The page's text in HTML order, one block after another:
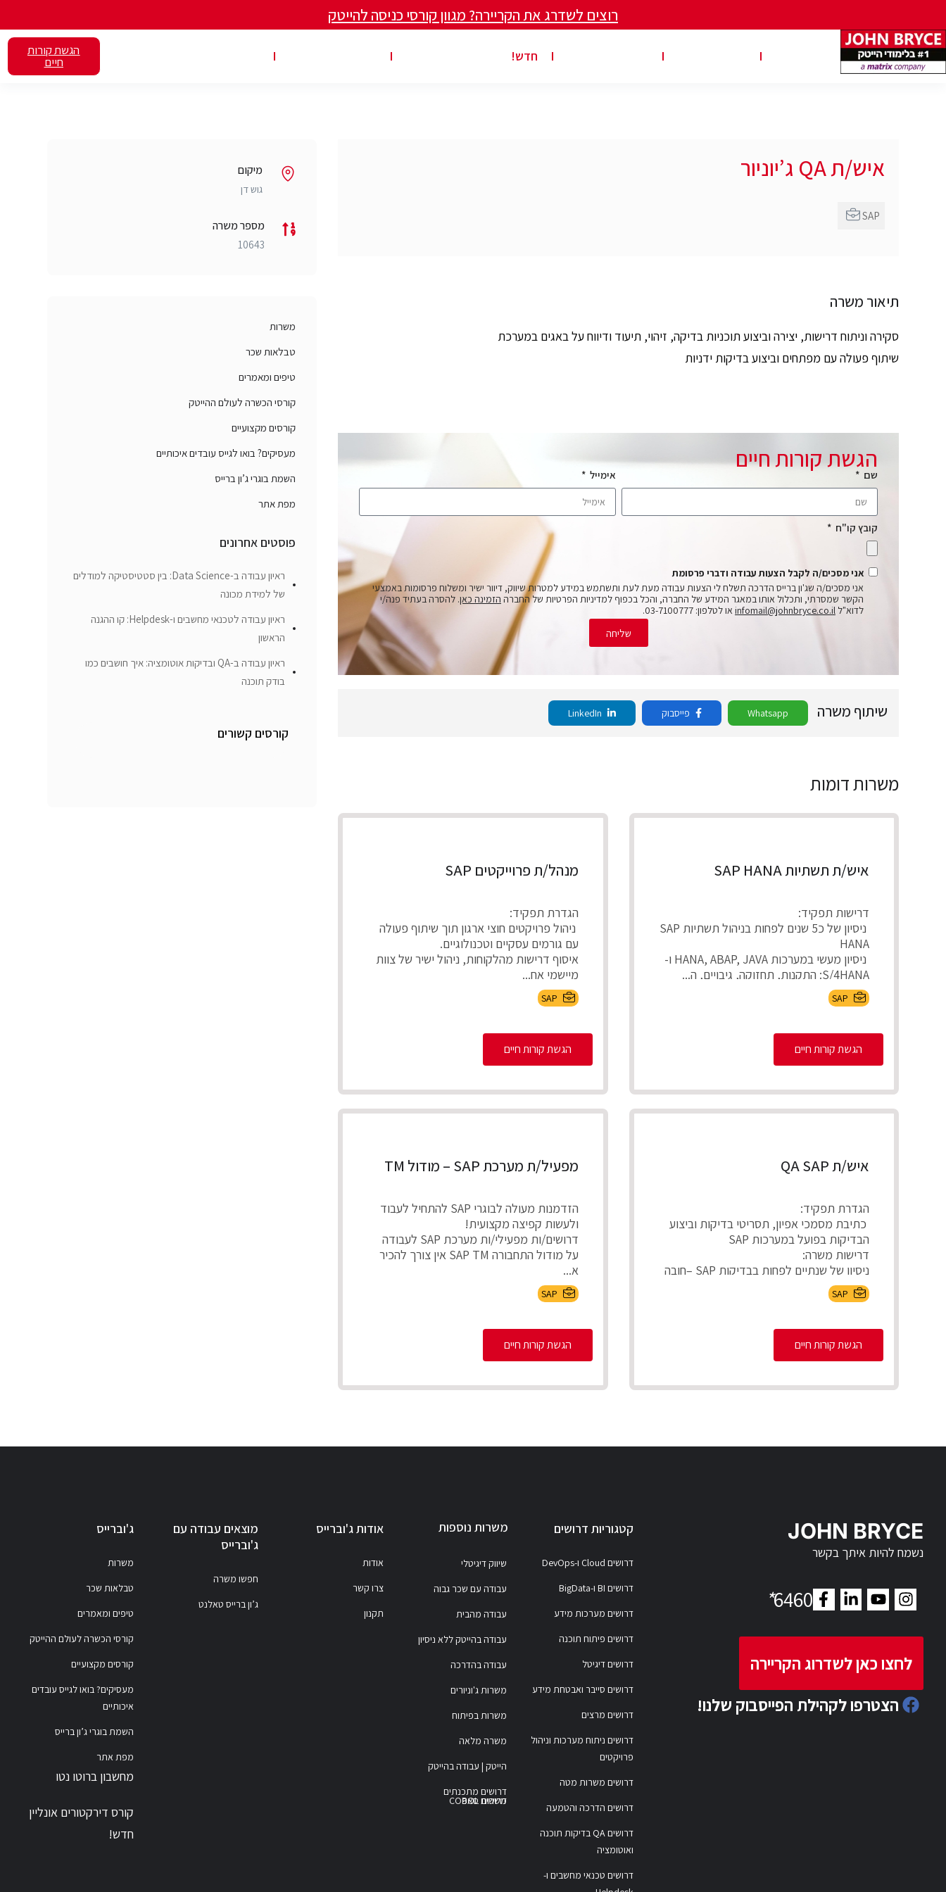
רוצים לשדרג את הקריירה? מגוון קורסי כניסה להייטק
חדש! הגשת קורות
חיים
איש/ת QA ג’יוניור
תיאור משרה
סקירה וניתוח דרישות, יצירה וביצוע תוכניות בדיקה, זיהוי, תיעוד ודיווח על באגים במערכת
שיתוף פעולה עם מפתחים וביצוע בדיקות ידניות
הגשת קורות חיים
שם אימייל
קובץ קו"ח
אני מסכים/ה לקבל הצעות עבודה ודברי פרסומת
אני מסכים/ה שג'ון ברייס הדרכה תשלח לי הצעות עבודה מעת לעת ותשתמש במידע למטרות שיווק, דיוור ישיר ומשלוח פרסומות באמצעי
הקשר שמסרתי, ותכלול אותו במאגר המידע של החברה, והכל בכפוף למדיניות הפרטיות של החברה הזמינה כאן. להסרה בעתיד פנה/י
לדוא"ל infomail@johnbryce.co.il או לטלפון: 03-7100777.
שליחה
שיתוף משרה Whatsapp פייסבוק
משרות דומות
איש/ת תשתיות SAP HANA
דרישות תפקיד:
ניסיון של כ5 שנים לפחות בניהול תשתיות SAP
HANA
ניסיון מעשי במערכות HANA, ABAP, JAVA ו-
S/4HANA: התקנות, תחזוקה, גיבויים, ה...
SAP
הגשת קורות חיים
מנהל/ת פרוייקטים SAP
הגדרת תפקיד:
ניהול פרויקטים חוצי ארגון תוך שיתוף פעולה
עם גורמים עסקיים וטכנולוגיים.
איסוף דרישות מהלקוחות, ניהול ישיר של צוות
מיישמי אח...
SAP
הגשת קורות חיים
איש/ת QA SAP
הגדרת תפקיד:
כתיבת מסמכי אפיון, תסריטי בדיקות וביצוע
הבדיקות בפועל במערכות SAP
דרישות משרה:
ניסיון של שנתיים לפחות בבדיקות SAP –חובה
ידע...SAP
הגשת קורות חיים
מפעיל/ת מערכת SAP – מודול TM
הזדמנות מעולה לבוגרי SAP להתחיל לעבוד
ולעשות קפיצה מקצועית!
דרושים/ות מפעילי/ות מערכת SAP לעבודה
על מודול התחבורה SAP TM אין צורך להכיר
א...
SAP
הגשת קורות חיים
מיקום
גוש דן
מספר משרה
10643
משרות
טבלאות שכר
טיפים ומאמרים
קורסי הכשרה לעולם ההייטק
קורסים מקצועיים
מעסיקים? בואו לגייס עובדים איכותיים
השמת בוגרי ג’ון ברייס
מפת אתר
פוסטים אחרונים
ראיון עבודה ב-Data Science: בין סטטיסטיקה למודלים
של למידת מכונה
ראיון עבודה לטכנאי מחשבים ו-Helpdesk: קו ההגנה
הראשון
ראיון עבודה ב-QA ובדיקות אוטומציה: איך חושבים כמו
בודק תוכנה
קורסים קשורים
JOHN BRYCE
נשמח להיות איתך בקשר
6460
*
לחצו כאן לשדרוג הקריירה
הצטרפו לקהילת הפייסבוק שלנו!
קטגוריות דרושים
דרושים Cloud ו-DevOps
דרושים BI ו-BigData
דרושים מערכות מידע
דרושים פיתוח תוכנה
דרושים דיגיטל
דרושים סייבר ואבטחת מידע
דרושים מרצים
דרושים ניתוח מערכות וניהול
פרויקטים
דרושים משרות מטה
דרושים הדרכה והטמעה
דרושים QA בדיקות תוכנה
ואוטומציה
דרושים טכנאי מחשבים ו-
משרות נוספות
שיווק דיגיטלי
עבודה עם שכר גבוה
עבודה מהבית
עבודה בהייטק ללא ניסיון
עבודה בהדרכה
משרות ג'וניורים
משרות בפיתוח
משרה מלאה
הייטק | עבודה בהייטק
דרושים מתכנתים
דרושים סאפ
משרות COBOL
אודות ג'וברייס
אודות
צרו קשר
תקנון
מוצאים עבודה עם
ג'וברייס
חפשו משרה
ג’ון ברייס טאלנט
ג'וברייס
משרות
טבלאות שכר
טיפים ומאמרים
קורסי הכשרה לעולם ההייטק
קורסים מקצועיים
מעסיקים? בואו לגייס עובדים
איכותיים
השמת בוגרי ג’ון ברייס
מפת אתר
מחשבון ברוטו נטו
קורס דירקטורים אונליין
חדש!